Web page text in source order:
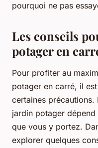
pourquoi ne pas
Les conseils
potager en
Pour profiter au
potager en carré, il
certaines
jardin potager dépend
que vous y portez.
explorer quelques